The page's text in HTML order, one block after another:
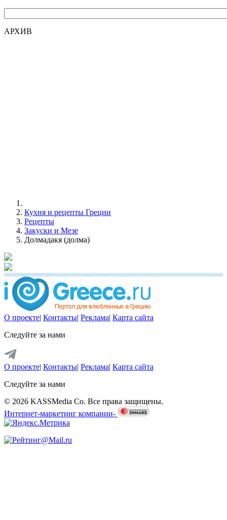
АРХИВ
Кухня и рецепты Греции
Рецепты
Закуски и Мезе
Долмадакя (долма)
О проекте| Контакты| Реклама| Карта сайта
Следуйте за нами
О проекте| Контакты| Реклама| Карта сайта
Следуйте за нами
© 2026 KASSMedia Co. Все права защищены.
Интернет-маркетинг компании-